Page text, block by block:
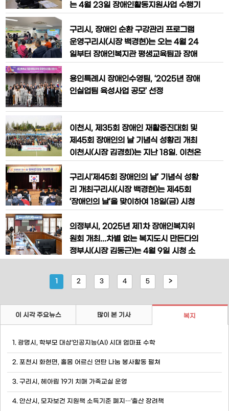
년 개최되고 있다. 올해는 대회는 가평군
31개 시·군에서 약 5000명의 선수가 참
가해 3일간 열띤 경쟁을 펼친다.시는 이번
대회
는 4월 23일 장애인활동지원사업 수행기
사항을 안내하는 교육을 실시했다.이번 교
육은 개정된 지침 중 ‘직장 내 생업과 직접
관련된 업무’에 관한 내용을 명확히 전달
급 예방에 실질적인 도움을 주기 위해 마
련했다.교육은 ▲2025년도 장애인활동
구리시, 장애인 순환 구강관리 프로그램
운영구리시(시장 백경현)는 오는 4월 24
일부터 장애인복지관 평생교육팀과 장애
인들을 대상으로 구강검진 및 교육 서비스
를 추진한다고 22일 밝혔다.이 사업은 10
자, 활동보조인과 보호자를 대상으로 구강
관리의 중요성을 교육하고 구강건강 예방
서비
용인특례시 장애인수영팀, ‘2025년 장애
인실업팀 육성사업 공모’ 선정
이천시, 제35회 장애인 재활증진대회 및
제45회 장애인의 날 기념식 성황리 개최
이천시(시장 김경희)는 지난 18일, 이천온
시 장애인 재활증진대회 및 제45회 장애
인의 날 기념식’을 개최했다고 밝혔다.이
번 행사는 (사)이천시장애인연합회(회장
정일인 장애인의 날(매년 4월 20일)을 기
념하여 ‘행복을 바라봄, 일상을 담아봄,
구리시‘제45회 장애인의 날’ 기념식 성황
리 개최​구리시(시장 백경현)는 제45회
‘장애인의 날’을 맞이하여 18일(금) 시청
제고를 통한 사회통합과 차별 없는 동등한
세상의 구현을 염원하며 화합과 온정을 다
지는 기념식을 개최했다.구리시 주최, 구
이날 행사에는 백경현 구리시장, 신동화
구리시의회 의장, 윤호중 국회의원 등 주
의정부시, 2025년 제1차 장애인복지위
원회 개최...차별 없는 복지도시 만든다의
정부시(시장 김동근)는 4월 9일 시청 소
원회’를 열고 장애인정책 종합계획 등 주
요 안건을 심의했다.이번 회의는 장애인의
책을 점검하고, 새로운 지원 방향을 설정
하기 위해 마련됐다. 시는 장애인 돌봄, 교
육, 일자리 등 생활 밀착형 복지 확
1 2 3 4 5 >
이 시각 주요뉴스 많이 본 기사 복지
1. 광명시, 학부모 대상‘인공지능(AI) 시대 엄마표 수학
2. 포천시 화현면, 홀몸 어르신 연탄 나눔 봉사활동 펼쳐
3. 구리시, 헤아림 19기 치매 가족교실 운영
4. 안산시, 모자보건 지원책 소득기준 폐지…‘출산 장려책